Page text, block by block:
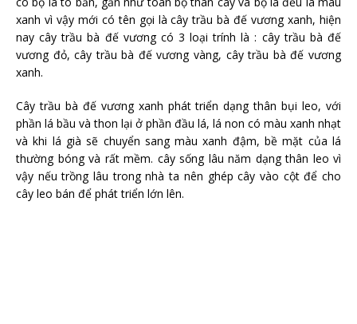
xanh vì vậy mới có tên gọi là cây trầu bà đế vương xanh, hiện
nay cây trầu bà đế vương có 3 loại trính là : cây trầu bà đế
vương đỏ, cây trầu bà đế vương vàng, cây trầu bà đế vương
xanh.
Cây trầu bà đế vương xanh phát triển dạng thân bụi leo, với
phần lá bầu và thon lại ở phần đầu lá, lá non có màu xanh nhạt
và khi lá già sẽ chuyển sang màu xanh đậm, bề mặt của lá
thường bóng và rất mềm. cây sống lâu năm dạng thân leo vì
vậy nếu trồng lâu trong nhà ta nên ghép cây vào cột để cho
cây leo bán để phát triển lớn lên.